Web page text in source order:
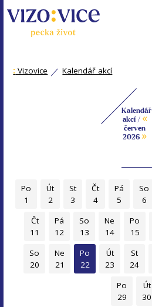
: Vizovice Kalendář akcí
Kalendář
akcí / «
červen
2026 »
Po
1
Út
2
St
3
Čt
4
Pá
5
So
6
Čt
11
Pá
12
So
13
Ne
14
Po
15
So
20
Ne
21
Po
22
Út
23
St
24
Po
29
Út
30